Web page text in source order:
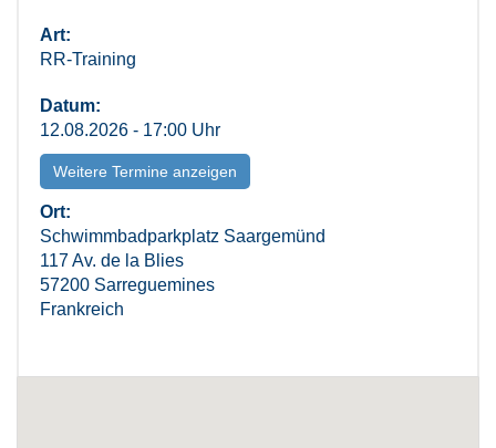
Art:
RR-Training
Datum:
12.08.2026 - 17:00 Uhr
Weitere Termine anzeigen
Ort:
Schwimmbadparkplatz Saargemünd
117 Av. de la Blies
57200 Sarreguemines
Frankreich